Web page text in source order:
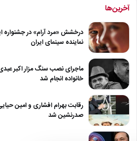
آخرین‌ها
درخشش «مرد آرام» در جشنواره
نماینده سینمای ایران
ماجرای نصب سنگ مزار اکبر
خانواده انجام شد
رقابت بهرام افشاری و امین
صدرنشین شد